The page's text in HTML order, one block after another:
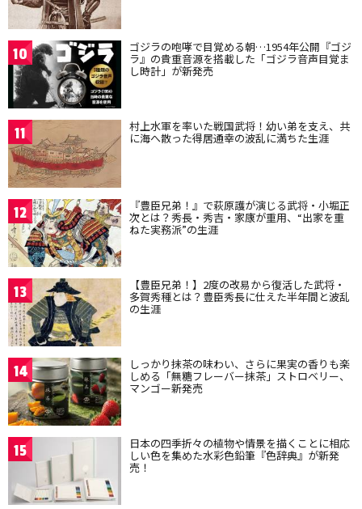
10 ゴジラの咆哮で目覚める朝…1954年公開『ゴジ
ラ』の貴重音源を搭載した「ゴジラ音声目覚ま
し時計」が新発売
11 村上水軍を率いた戦国武将！幼い弟を支え、共
に海へ散った得居通幸の波乱に満ちた生涯
12 『豊臣兄弟！』で萩原護が演じる武将・小堀正
次とは？秀長・秀吉・家康が重用、“出家を重
ねた実務派”の生涯
13 【豊臣兄弟！】2度の改易から復活した武将・
多賀秀種とは？豊臣秀長に仕えた半年間と波乱
の生涯
14 しっかり抹茶の味わい、さらに果実の香りも楽
しめる「無糖フレーバー抹茶」ストロベリー、
マンゴー新発売
15 日本の四季折々の植物や情景を描くことに相応
しい色を集めた水彩色鉛筆『色辞典』が新発
売！